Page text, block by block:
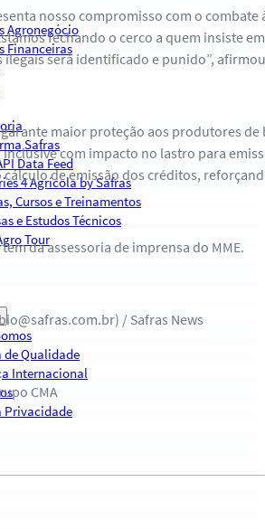
Agronegócio
Financeiras
Safras
Data Feed
4 Agrícola by Safras
Cursos e Treinamentos
e Estudos Técnicos
Tour
Qualidade
Internacional
Privacidade
nosso compromisso com o
fechando o cerco a quem insiste
será identificado e punido”,
maior proteção aos produtores
com impacto no lastro para
de emissão dos créditos,
da assessoria de imprensa do MME.
/ Safras News
CMA